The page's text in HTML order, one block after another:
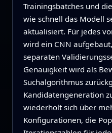
Trainingsbatches und
wie schnell das Modell
aktualisiert. Für jedes
wird ein CNN
separaten
Genauigkeit wird als
Suchalgorithmus
Kandidatengeneration
wiederholt sich über
Konfigurationen, die